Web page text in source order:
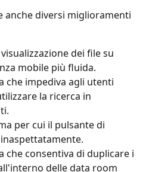
anche diversi miglioramenti
dei file su
mobile più fluida.
che impediva agli utenti
la ricerca in
per cui il pulsante di
che consentiva di duplicare i
delle data room